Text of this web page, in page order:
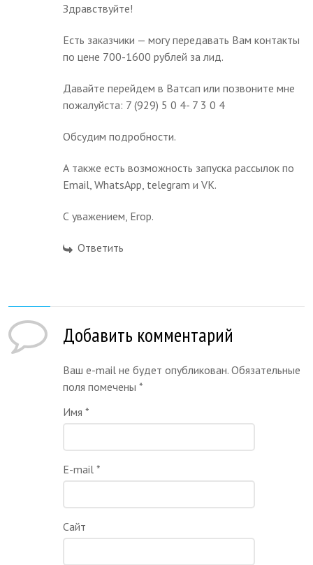
Здравствуйте!
Есть заказчики — могу передавать Вам контакты
по цене 700-1600 рублей за лид.
Давайте перейдем в Ватсап или позвоните мне
пожалуйста: 7 (929) 5 0 4- 7 3 0 4
Обсудим подробности.
А также есть возможность запуска рассылок по
Email, WhatsApp, telegram и VK.
С уважением, Егор.
Ответить
Добавить комментарий
Ваш e-mail не будет опубликован. Обязательные
поля помечены*
Имя*
E-mail*
Сайт